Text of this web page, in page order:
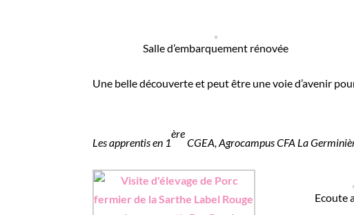
Salle d’embarquement rénovée
Une belle découverte et peut être une voie d’avenir
Les apprentis en 1
ère
CGEA,Agrocampus CFA La
Ecoute